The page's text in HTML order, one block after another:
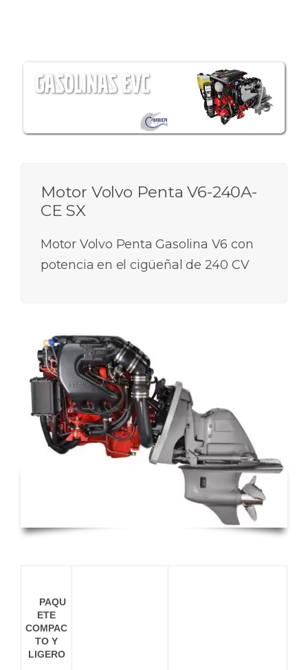
Motor Volvo Penta V6-240A-
CE SX
Motor Volvo Penta Gasolina V6 con
potencia en el cigüeñal de 240 CV
PAQU
ETE
COMPAC
TO Y
LIGERO